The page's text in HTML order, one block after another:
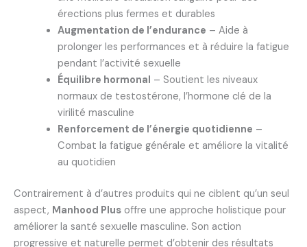
érections plus fermes et durables
Augmentation de l’endurance – Aide à
prolonger les performances et à réduire la fatigue
pendant l’activité sexuelle
Équilibre hormonal – Soutient les niveaux
normaux de testostérone, l’hormone clé de la
virilité masculine
Renforcement de l’énergie quotidienne –
Combat la fatigue générale et améliore la vitalité
au quotidien
Contrairement à d’autres produits qui ne ciblent qu’un seul
aspect, Manhood Plus offre une approche holistique pour
améliorer la santé sexuelle masculine. Son action
progressive et naturelle permet d’obtenir des résultats